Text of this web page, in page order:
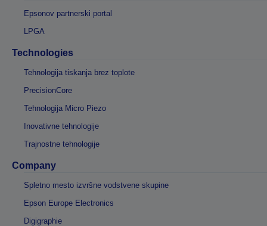
Epsonov partnerski portal
LPGA
Technologies
Tehnologija tiskanja brez toplote
PrecisionCore
Tehnologija Micro Piezo
Inovativne tehnologije
Trajnostne tehnologije
Company
Spletno mesto izvršne vodstvene skupine
Epson Europe Electronics
Digigraphie